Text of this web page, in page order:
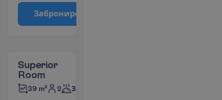
Заброниро
Superior
Room
39 m² 2 Завтраки